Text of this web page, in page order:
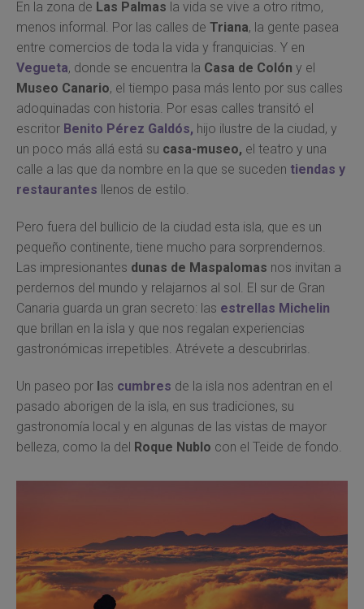
En la zona de Las Palmas la vida se vive a otro ritmo,
menos informal. Por las calles de Triana, la gente pasea
entre comercios de toda la vida y franquicias. Y en
Vegueta, donde se encuentra la Casa de Colón y el
Museo Canario, el tiempo pasa más lento por sus calles
adoquinadas con historia. Por esas calles transitó el
escritor Benito Pérez Galdós, hijo ilustre de la ciudad, y
un poco más allá está su casa-museo, el teatro y una
calle a las que da nombre en la que se suceden tiendas y
restaurantes llenos de estilo.
Pero fuera del bullicio de la ciudad esta isla, que es un
pequeño continente, tiene mucho para sorprendernos.
Las impresionantes dunas de Maspalomas nos invitan a
perdernos del mundo y relajarnos al sol. El sur de Gran
Canaria guarda un gran secreto: las estrellas Michelin
que brillan en la isla y que nos regalan experiencias
gastronómicas irrepetibles. Atrévete a descubrirlas.
Un paseo por las cumbres de la isla nos adentran en el
pasado aborigen de la isla, en sus tradiciones, su
gastronomía local y en algunas de las vistas de mayor
belleza, como la del Roque Nublo con el Teide de fondo.